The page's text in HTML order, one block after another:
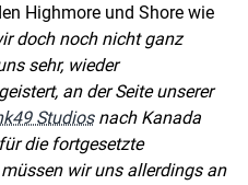
Highmore und Shore wie
doch noch nicht ganz
sehr, wieder
an der Seite unserer
Studiosnach Kanada
die fortgesetzte
wir uns allerdings an